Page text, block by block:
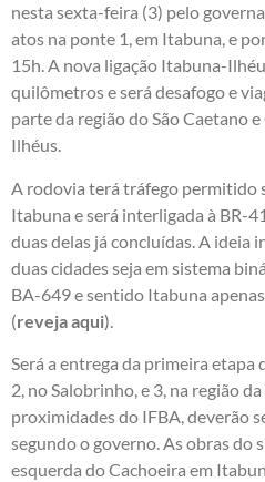
nesta sexta-feira (3) pelo
atos na ponte 1, em Itabuna, e
15h. A nova ligação Itabuna-
quilômetros e será desafogo e
parte da região do São Caetano
Ilhéus.
A rodovia terá tráfego permitido
Itabuna e será interligada à BR-
duas delas já concluídas. A ideia
duas cidades seja em sistema
BA-649 e sentido Itabuna
(reveja aqui).
Será a entrega da primeira etapa
2, no Salobrinho, e 3, na região
proximidades do IFBA, deverão
segundo o governo. As obras do
esquerda do Cachoeira em